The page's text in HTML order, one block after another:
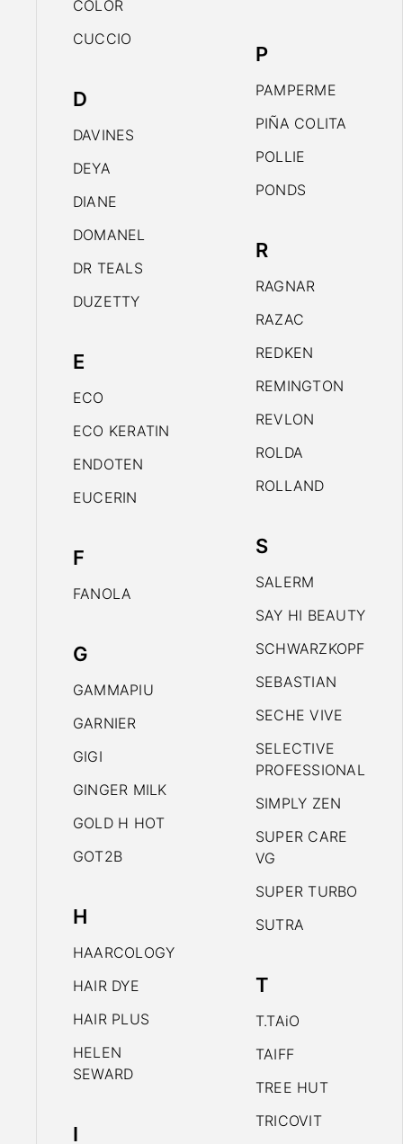
COLOR
CUCCIO
D
DAVINES
DEYA
DIANE
DOMANEL
DR TEALS
DUZETTY
E
ECO
ECO KERATIN
ENDOTEN
EUCERIN
F
FANOLA
G
GAMMAPIU
GARNIER
GIGI
GINGER MILK
GOLD H HOT
GOT2B
H
HAARCOLOGY
HAIR DYE
HAIR PLUS
HELEN
SEWARD
I
P
PAMPERME
PIÑA COLITA
POLLIE
PONDS
R
RAGNAR
RAZAC
REDKEN
REMINGTON
REVLON
ROLDA
ROLLAND
S
SALERM
SAY HI BEAUTY
SCHWARZKOPF
SEBASTIAN
SECHE VIVE
SELECTIVE
PROFESSIONAL
SIMPLY ZEN
SUPER CARE
VG
SUPER TURBO
SUTRA
T
T.TAiO
TAIFF
TREE HUT
TRICOVIT